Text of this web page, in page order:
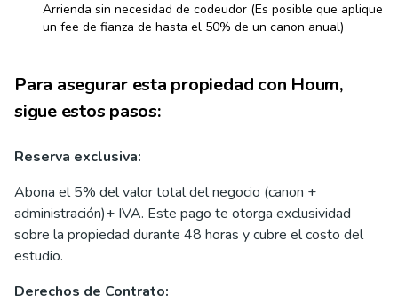
Arrienda sin necesidad de codeudor (Es posible que aplique
un fee de fianza de hasta el 50% de un canon anual)
Para asegurar esta propiedad con Houm,
sigue estos pasos:
Reserva exclusiva:
Abona el 5% del valor total del negocio (canon +
administración)+ IVA. Este pago te otorga exclusividad
sobre la propiedad durante 48 horas y cubre el costo del
estudio.
Derechos de Contrato: